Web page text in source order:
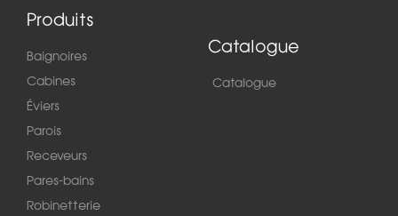
Produits
Baignoires
Cabines
Éviers
Parois
Receveurs
Pares-bains
Robinetterie
Catalogue
Catalogue